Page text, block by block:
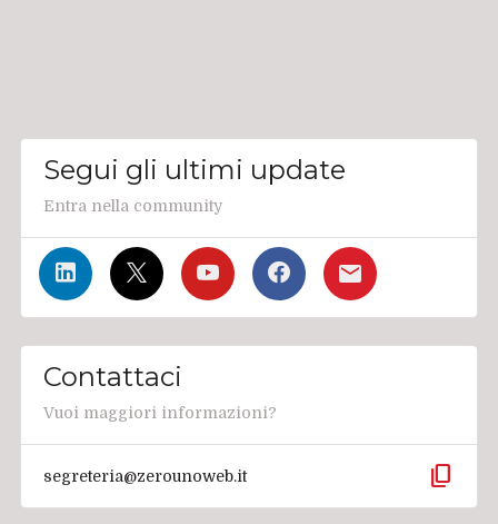
Segui gli ultimi update
Entra nella community
Contattaci
Vuoi maggiori informazioni?
segreteria@zerounoweb.it content_copy